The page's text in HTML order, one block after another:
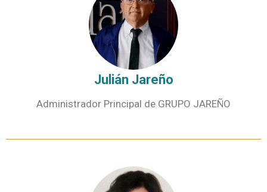
Julián Jareño
Administrador Principal de GRUPO JAREÑO